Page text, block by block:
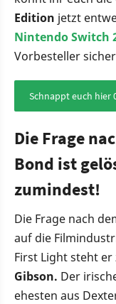
Edition jetzt
Nintendo Switch
Vorbesteller
Schnappt euch hier
Die Frage
Bond ist
zumindest!
Die Frage nach
auf die
First Light steht
Gibson. Der
ehesten aus